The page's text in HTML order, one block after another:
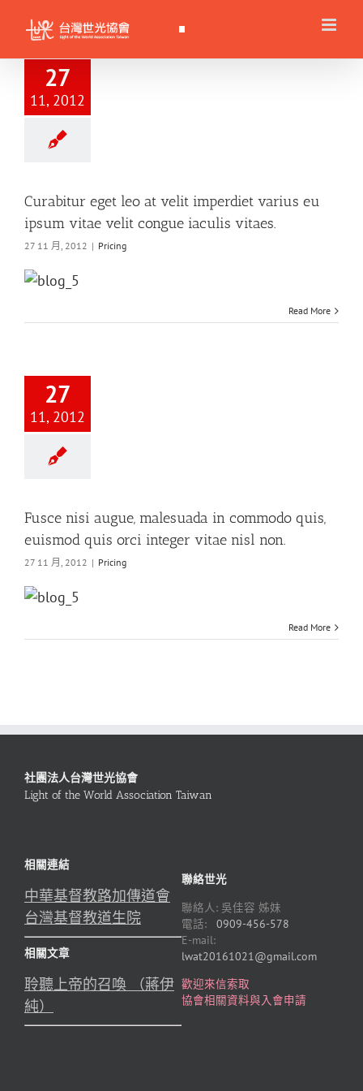
content
27
11, 2012
Curabitur eget leo at velit imperdiet varius eu
ipsum vitae velit congue iaculis vitaes.
27 11 月, 2012 | Pricing
Read More
27
11, 2012
Fusce nisi augue, malesuada in commodo quis,
euismod quis orci integer vitae nisl non.
27 11 月, 2012 | Pricing
Read More
社團法人台灣世光協會
Light of the World Association Taiwan
相關連結
中華基督教路加傳道會
台灣基督教道生院
相關文章
聆聽上帝的召喚 （蔣伊
純）
聯絡世光
聯絡人: 吳佳容 姊妹
電話: 0909-456-578
E-mail:
lwat20161021@gmail.com
歡迎來信索取
協會相關資料與入會申請